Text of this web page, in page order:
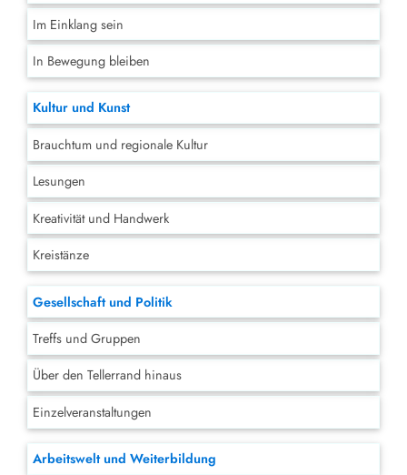
Im Einklang sein
In Bewegung bleiben
Kultur und Kunst
Brauchtum und regionale Kultur
Lesungen
Kreativität und Handwerk
Kreistänze
Gesellschaft und Politik
Treffs und Gruppen
Über den Tellerrand hinaus
Einzelveranstaltungen
Arbeitswelt und Weiterbildung